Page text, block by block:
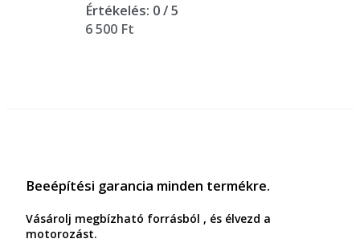
Értékelés: 0/ 5
6 500 Ft
Beeépítési garancia minden termékre.
Vásárolj megbízható forrásból , és élvezd a
motorozást.